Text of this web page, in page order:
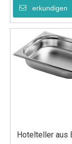
erkundigen
Hotelteller aus